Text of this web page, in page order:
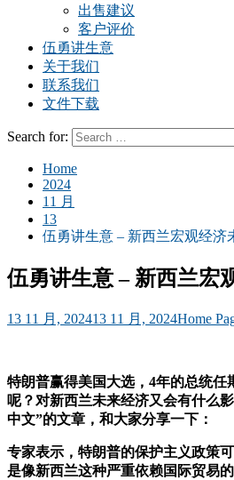
出售建议
客户评价
伍勇讲生意
关于我们
联系我们
文件下载
Search for:
Home
2024
11 月
13
伍勇讲生意 – 新西兰宏观经济
伍勇讲生意 – 新西兰宏
13 11 月, 202413 11 月, 2024Home
特朗普赢得美国大选，4年的总统任
呢？对新西兰未来经济又会有什么
中文”的文章，和大家分享一下：
专家表示，特朗普的保护主义政策
是像新西兰这种严重依赖国际贸易